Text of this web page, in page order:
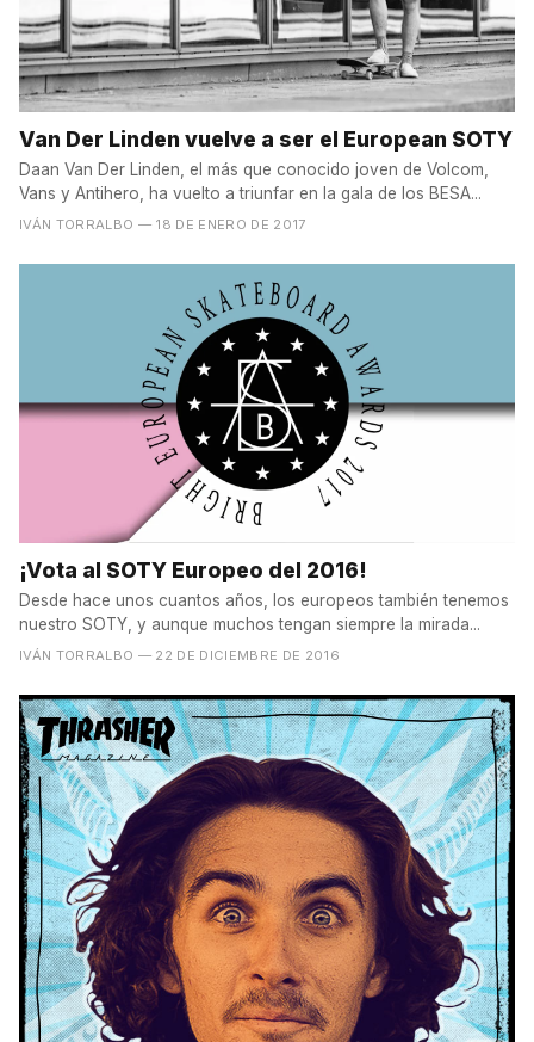
Van Der Linden vuelve a ser el European SOTY
Daan Van Der Linden, el más que conocido joven de Volcom,
Vans y Antihero, ha vuelto a triunfar en la gala de los BESA...
IVÁN TORRALBO — 18 DE ENERO DE 2017
¡Vota al SOTY Europeo del 2016!
Desde hace unos cuantos años, los europeos también tenemos
nuestro SOTY, y aunque muchos tengan siempre la mirada...
IVÁN TORRALBO — 22 DE DICIEMBRE DE 2016